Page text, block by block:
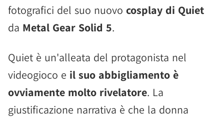
fotografici del suo nuovo cosplay di Quiet
da Metal Gear Solid 5.
Quiet è un'alleata del protagonista nel
videogioco e il suo abbigliamento è
ovviamente molto rivelatore. La
giustificazione narrativa è che la donna